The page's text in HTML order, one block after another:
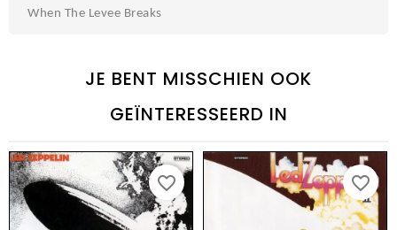
When The Levee Breaks
JE BENT MISSCHIEN OOK
GEÏNTERESSEERD IN
favorite_border favorite_border